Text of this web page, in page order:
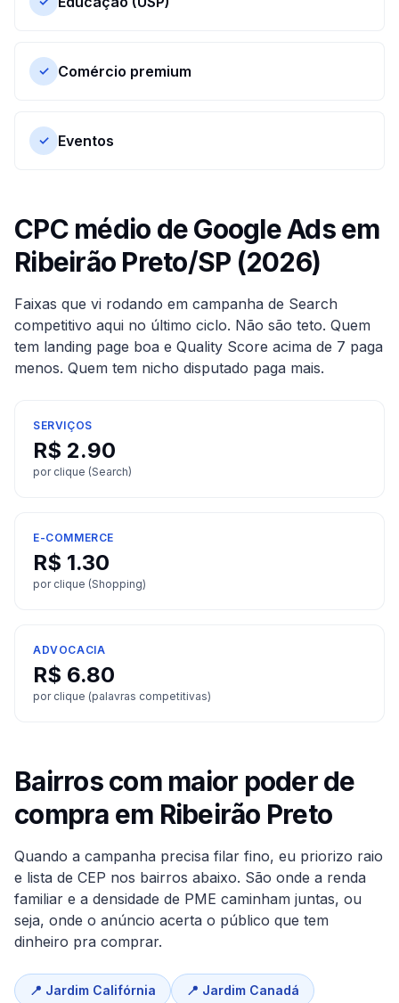
✓ Comércio premium
✓ Eventos
CPC médio de Google Ads em
Ribeirão Preto/SP (2026)
Faixas que vi rodando em campanha de Search
competitivo aqui no último ciclo. Não são teto. Quem
tem landing page boa e Quality Score acima de 7 paga
menos. Quem tem nicho disputado paga mais.
SERVIÇOS
R$ 2.90
por clique (Search)
E-COMMERCE
R$ 1.30
por clique (Shopping)
ADVOCACIA
R$ 6.80
por clique (palavras competitivas)
Bairros com maior poder de
compra em Ribeirão Preto
Quando a campanha precisa filar fino, eu priorizo raio
e lista de CEP nos bairros abaixo. São onde a renda
familiar e a densidade de PME caminham juntas, ou
seja, onde o anúncio acerta o público que tem
dinheiro pra comprar.
📍 Jardim Califórnia 📍 Jardim Canadá